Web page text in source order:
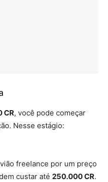
CR, você pode começar
Nesse estágio:
freelance por um preço
custar até 250.000 CR.